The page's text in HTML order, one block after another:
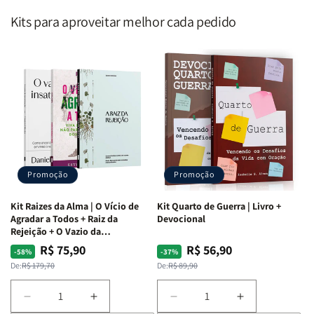
Kits para aproveitar melhor cada pedido
Promoção
Kit Raizes da Alma | O Vício de
Agradar a Todos + Raiz da
Rejeição + O Vazio da
Insatisfação.
-58%
Preço
normal
De:R$ 179,70
Preço
promocional
R$ 75,90
Diminuir
Aumentar
Promoção
Kit Quarto de Guerra | Livro +
Devocional
-37%
Preço
normal
De:R$ 89,90
Preço
promocional
R$ 56,90
Diminuir
Aumentar